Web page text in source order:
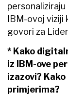
IBM-ovoj viziji
govori za
* Kako
iz IBM-ove
izazovi?
primjerima?